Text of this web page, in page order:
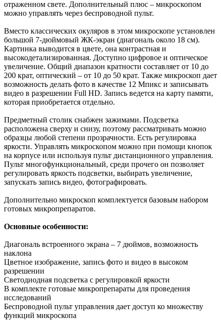
отраженном свете. Дополнительный плюс – микроскопом
можно управлять через беспроводной пульт.
Вместо классических окуляров в этом микроскопе установлен
большой 7-дюймовый ЖК-экран (диагональ около 18 см).
Картинка выводится в цвете, она контрастная и
высокодетализированная. Доступно цифровое и оптическое
увеличение. Общий диапазон кратности составляет от 10 до
200 крат, оптический – от 10 до 50 крат. Также микроскоп дает
возможность делать фото в качестве 12 Мпикс и записывать
видео в разрешении Full HD. Запись ведется на карту памяти,
которая приобретается отдельно.
Предметный столик снабжен зажимами. Подсветка
расположена сверху и снизу, поэтому рассматривать можно
образцы любой степени прозрачности. Есть регулировка
яркости. Управлять микроскопом можно при помощи кнопок
на корпусе или используя пульт дистанционного управления.
Пульт многофункциональный, среди прочего он позволяет
регулировать яркость подсветки, выбирать увеличение,
запускать запись видео, фотографировать.
Дополнительно микроскоп комплектуется базовым набором
готовых микропрепаратов.
Основные особенности:
Диагональ встроенного экрана – 7 дюймов, возможность
наклона
Цветное изображение, запись фото и видео в высоком
разрешении
Светодиодная подсветка с регулировкой яркости
В комплекте готовые микропрепараты для проведения
исследований
Беспроводной пульт управления дает доступ ко множеству
функций микроскопа